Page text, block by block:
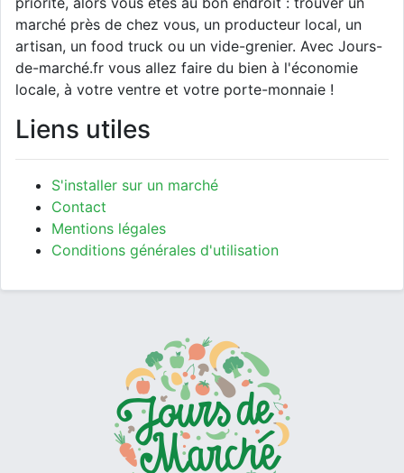
marché près de chez vous, un producteur local, un
artisan, un food truck ou un vide-grenier. Avec Jours-
de-marché.fr vous allez faire du bien à l'économie
locale, à votre ventre et votre porte-monnaie !
Liens utiles
S'installer sur un marché
Contact
Mentions légales
Conditions générales d'utilisation